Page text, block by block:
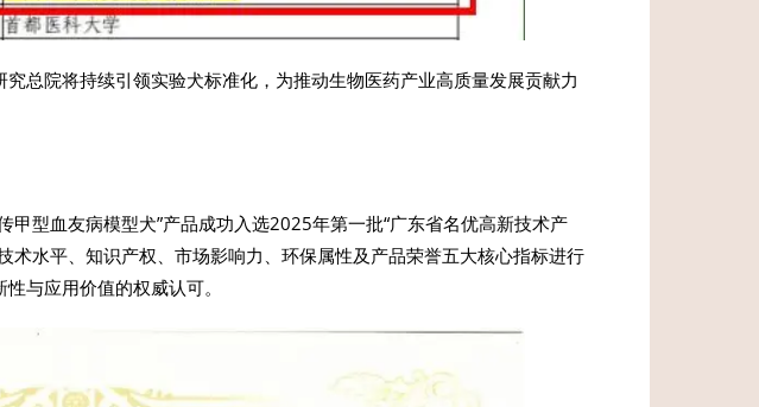
总院将持续引领实验犬标准化，为推动生物医药产业高质量发展贡献力
甲型血友病模型犬”产品成功入选2025年第一批“广东省名优高新技术产
术水平、知识产权、市场影响力、环保属性及产品荣誉五大核心指标进行
与应用价值的权威认可。